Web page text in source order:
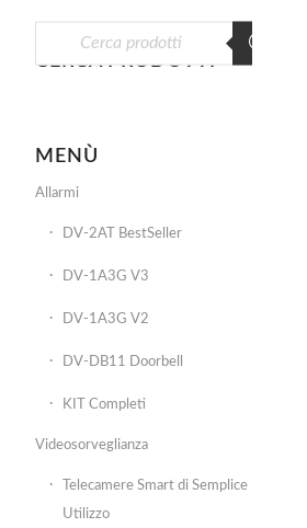
CERCA PRODOTTI
MENÙ
Allarmi
DV-2AT BestSeller
DV-1A3G V3
DV-1A3G V2
DV-DB11 Doorbell
KIT Completi
Videosorveglianza
Telecamere Smart di Semplice
Utilizzo